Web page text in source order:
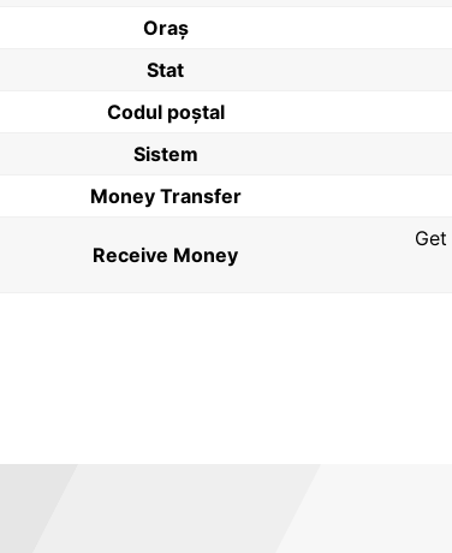
Oraș
Stat
Codul poştal
Sistem
Money Transfer
Receive Money